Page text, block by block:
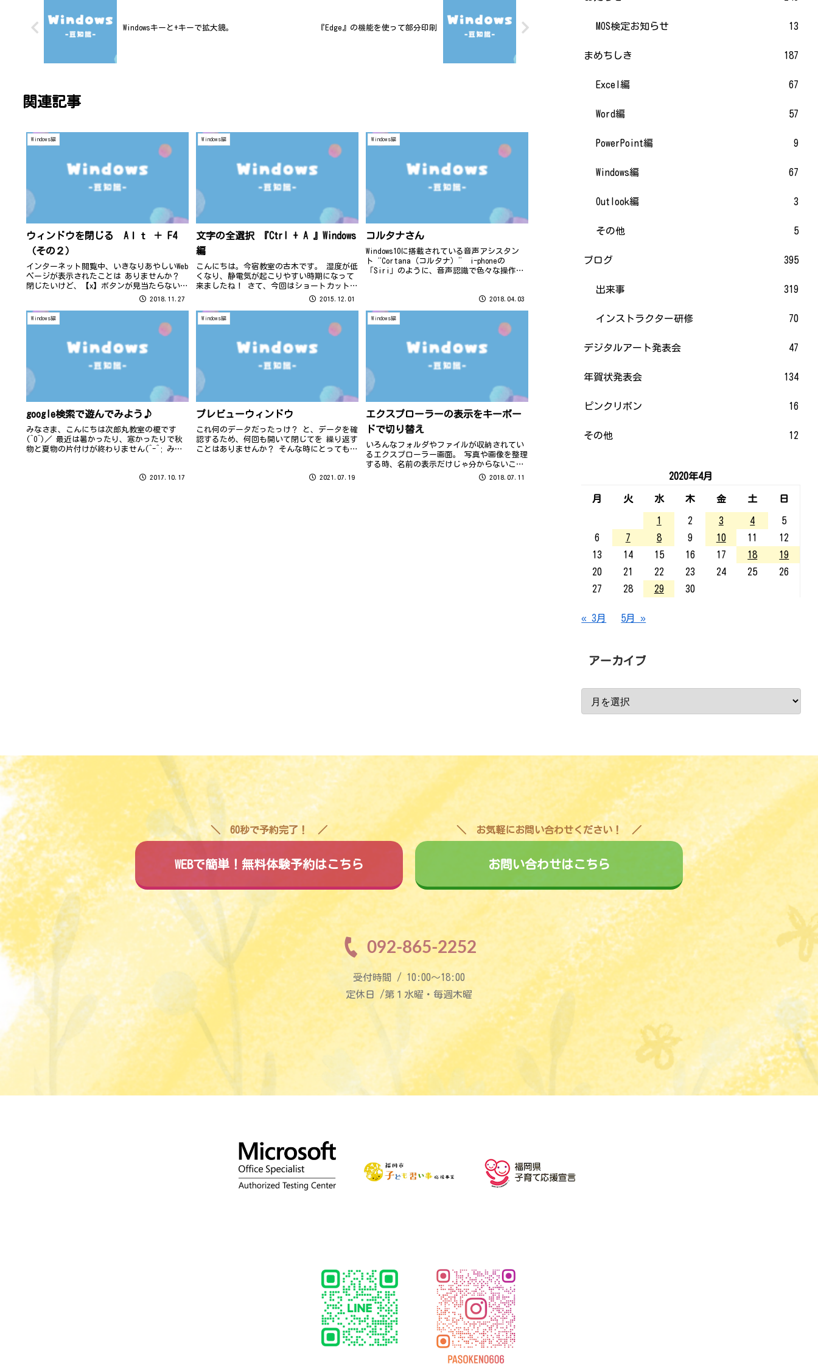
Windowsキーと+キーで拡大鏡。 『Edge』の機能を使って部分印刷
関連記事
Windows編
ウィンドウを閉じる Aｌｔ ＋ F4
（その２）
インターネット閲覧中、いきなりあやしいWeb
ページが表示されたことは ありませんか？
閉じたいけど、【x】ボタンが見当たらない。
また、まれに【x】 ボタンに悪意のプログラ
_-;) そんな時は、ウィンド...
2018.11.27
Windows編
文字の全選択 『Ctrl + A 』Windows
編
こんにちは。今宿教室の古木です。 湿度が低
くなり、静電気が起こりやすい時期になって
来ましたね！ さて、今回はショートカットキ
2015.12.01
Windows編
コルタナさん
Windows10に搭載されている音声アシスタン
ト“Cortana（コルタナ）” i-phoneの
「Siri」のように、音声認識で色々な操作を
2018.04.03
Windows編
google検索で遊んでみよう♪
みなさま、こんにちは次郎丸教室の榎です
(^O^)／ 最近は暑かったり、寒かったりで秋
物と夏物の片付けが終わりません(^-^; みな
2017.10.17
Windows編
プレビューウィンドウ
これ何のデータだったっけ？ と、データを確
認するため、何回も開いて閉じてを 繰り返す
ことはありませんか？ そんな時にとっても便
クするだけ！ ファイル名をクリ...2021.07.19
Windows編
エクスプローラーの表示をキーボー
ドで切り替え
いろんなフォルダやファイルが収納されてい
るエクスプローラー画面。 写真や画像を整理
する時、名前の表示だけじゃ分からないこと
がありますよね。 表示タブから表示形式を変
2018.07.11
MOS検定お知らせ 13
まめちしき 187
Excel編 67
Word編 57
PowerPoint編 9
Windows編 67
Outlook編 3
その他 5
ブログ 395
出来事 319
インストラクター研修 70
デジタルアート発表会 47
年賀状発表会 134
ピンクリボン 16
その他 12
2020年4月
月 火 水 木 金 土 日
1 2 3 4
5
6
7 8 9 10 11
12
13
14 15 16 17 18
19
20
21 22 23 24 25
26
27
28 29 30
« 3月 5月 »
アーカイブ
60秒で予約完了！
WEBで簡単！無料体験予約はこちら
お気軽にお問い合わせください！
お問い合わせはこちら
092-865-2252
受付時間 / 10:00〜18:00
定休日 /第１水曜・毎週木曜